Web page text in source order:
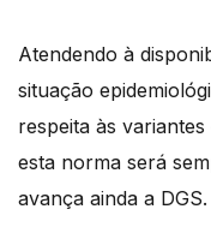
Atendendo à
situação
respeita às
esta norma será
avança ainda a DGS.